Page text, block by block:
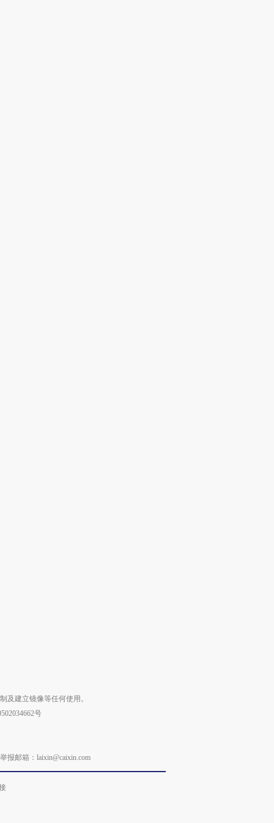
及建立镜像等任何使用。
号
报邮箱：laixin@caixin.com